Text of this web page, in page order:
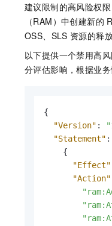
建议限制的高风险权
（RAM）中创建新的
OSS、SLS 资源的释
以下提供一个禁用高
分评估影响，根据业务
{
"Version" :
"Statement" :
{
"Effect"
"Action"